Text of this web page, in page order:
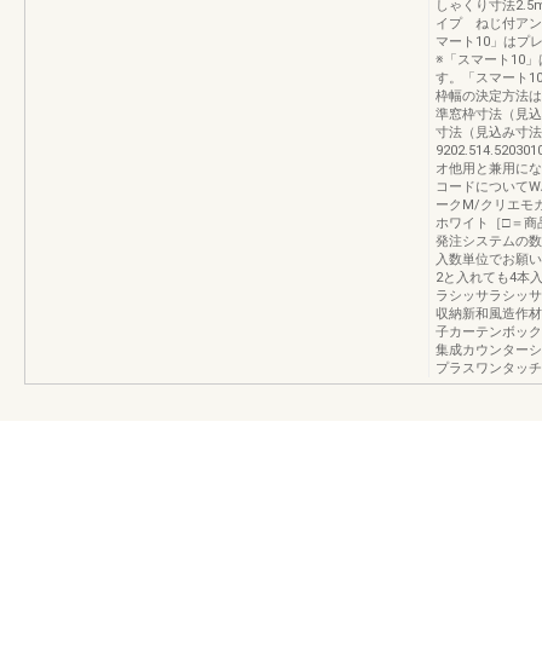
しゃくり寸法
イプ ねじ付アン
マート10」はプ
※「スマート10
す。「スマート
枠幅の決定方法
準窓枠寸法（見
寸法（見込み寸
オ他用と兼用に
コードについて
ークM/クリエモ
ホワイト［□＝商
発注システムの
入数単位でお願
2と入れても4本
ラシッサラシッ
収納新和風造作
子カーテンボッ
集成カウンター
プラスワンタッ